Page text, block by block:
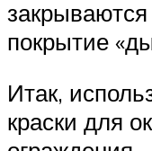
покрытие
Итак,
краски для